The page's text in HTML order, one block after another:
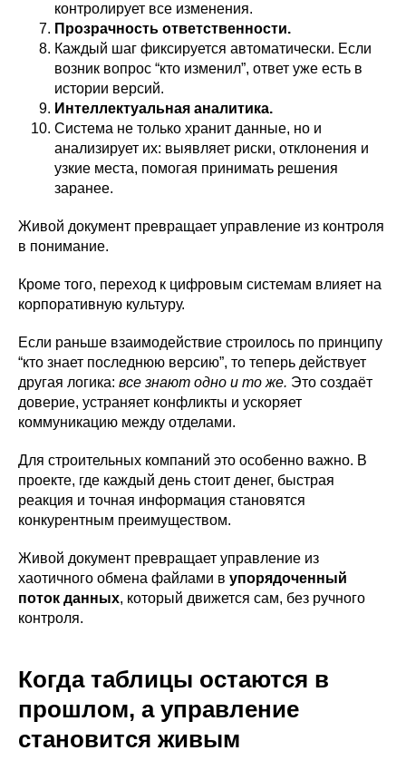
контролирует все изменения.
Прозрачность ответственности.
Каждый шаг фиксируется автоматически. Если
возник вопрос “кто изменил”, ответ уже есть в
истории версий.
Интеллектуальная аналитика.
Система не только хранит данные, но и
анализирует их: выявляет риски, отклонения и
узкие места, помогая принимать решения
заранее.
Живой документ превращает управление из контроля
в понимание.
Кроме того, переход к цифровым системам влияет на
корпоративную культуру.
Если раньше взаимодействие строилось по принципу
“кто знает последнюю версию”, то теперь действует
другая логика: все знают одно и то же. Это создаёт
доверие, устраняет конфликты и ускоряет
коммуникацию между отделами.
Для строительных компаний это особенно важно. В
проекте, где каждый день стоит денег, быстрая
реакция и точная информация становятся
конкурентным преимуществом.
Живой документ превращает управление из
хаотичного обмена файлами в упорядоченный
поток данных, который движется сам, без ручного
контроля.
Когда таблицы остаются в
прошлом, а управление
становится живым